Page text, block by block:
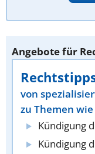
Angebote für
von
zu Themen wie
Kündigung
Kündigung